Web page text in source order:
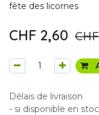
fête des licornes
CHF 2,60
Délais de livraison
- si disponible en